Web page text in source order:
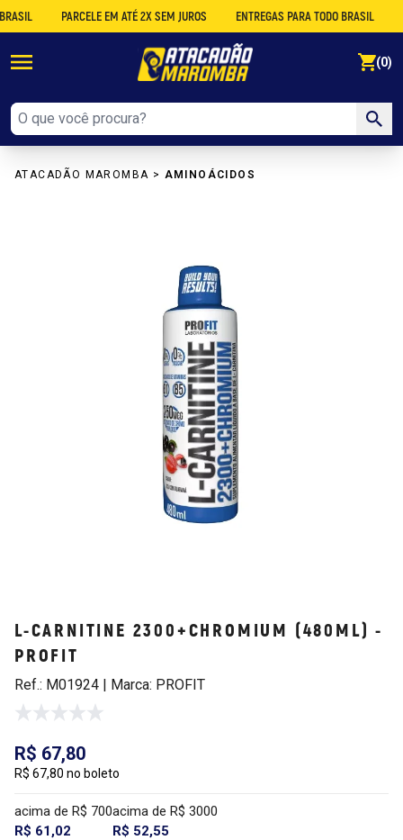
PARCELE EM ATÉ 2X SEM JUROS ENTREGAS PARA TODO BRASIL
(0)
ATACADÃO MAROMBA > AMINOÁCIDOS
L-CARNITINE 2300+CHROMIUM (480ML) -
PROFIT
Ref.: M01924 | Marca: PROFIT
R$ 67,80
R$ 67,80 no boleto
acima de R$ 700
R$ 61,02
acima de R$ 3000
R$ 52,55